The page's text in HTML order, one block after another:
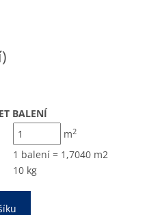
BALENÍ
m2
1 balení = 1,7040 m2
10 kg